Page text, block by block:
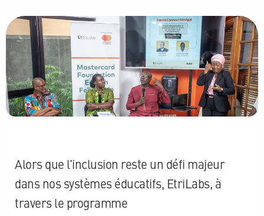
Alors que l’inclusion reste un défi majeur
dans nos systèmes éducatifs, EtriLabs, à
travers le programme